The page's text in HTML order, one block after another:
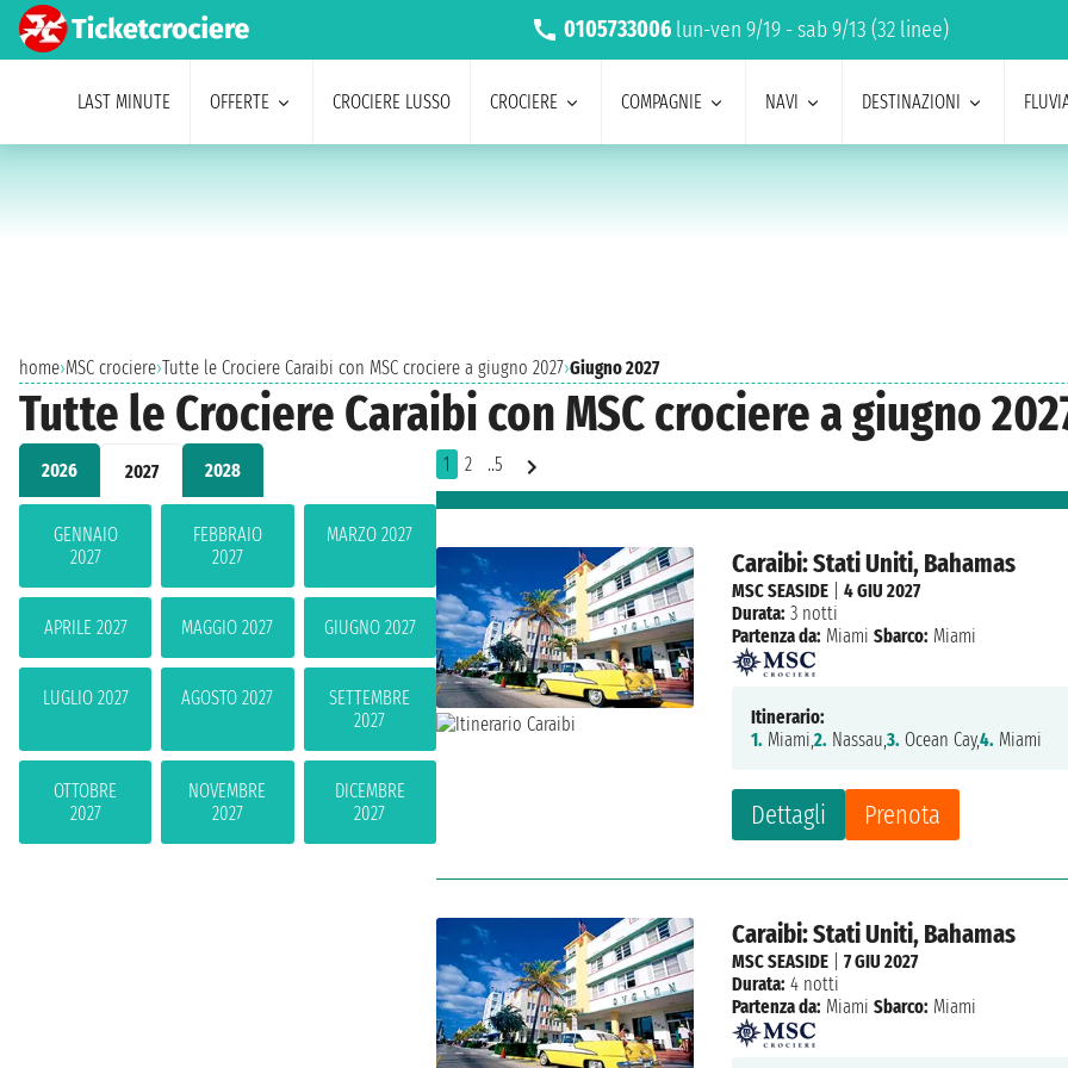
0105733006 lun-ven 9/19 - sab 9/13 (32 linee)
LAST MINUTE OFFERTE CROCIERE LUSSO CROCIERE COMPAGNIE NAVI DESTINAZIONI
home›MSC crociere›Tutte le Crociere Caraibi con MSC crociere a giugno 2027›Giugno 2027
Tutte le Crociere Caraibi con MSC crociere a giugno
2026 2027 2028
GENNAIO
2027
FEBBRAIO
2027
MARZO 2027
APRILE 2027 MAGGIO 2027 GIUGNO 2027
LUGLIO 2027 AGOSTO 2027
SETTEMBRE
2027
OTTOBRE
2027
NOVEMBRE
2027
DICEMBRE
2027
1 2 ..5
Caraibi: Stati Uniti, Bahamas
Dettagli Prenota
MSC SEASIDE |4 GIU 2027
Durata: 3 notti
Partenza da: Miami Sbarco: Miami
Itinerario:
1. Miami,2. Nassau,3. Ocean Cay,4. Miami
Caraibi: Stati Uniti, Bahamas
MSC SEASIDE |7 GIU 2027
Durata: 4 notti
Partenza da: Miami Sbarco: Miami